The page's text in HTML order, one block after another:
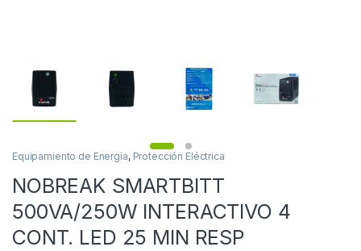
Equipamiento de Energía, Protección Eléctrica
NOBREAK SMARTBITT
500VA/250W INTERACTIVO 4
CONT. LED 25 MIN RESP